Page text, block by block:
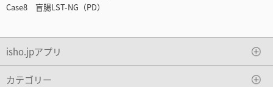
Case8 盲腸LST-NG（PD）
isho.jpアプリ
カテゴリー